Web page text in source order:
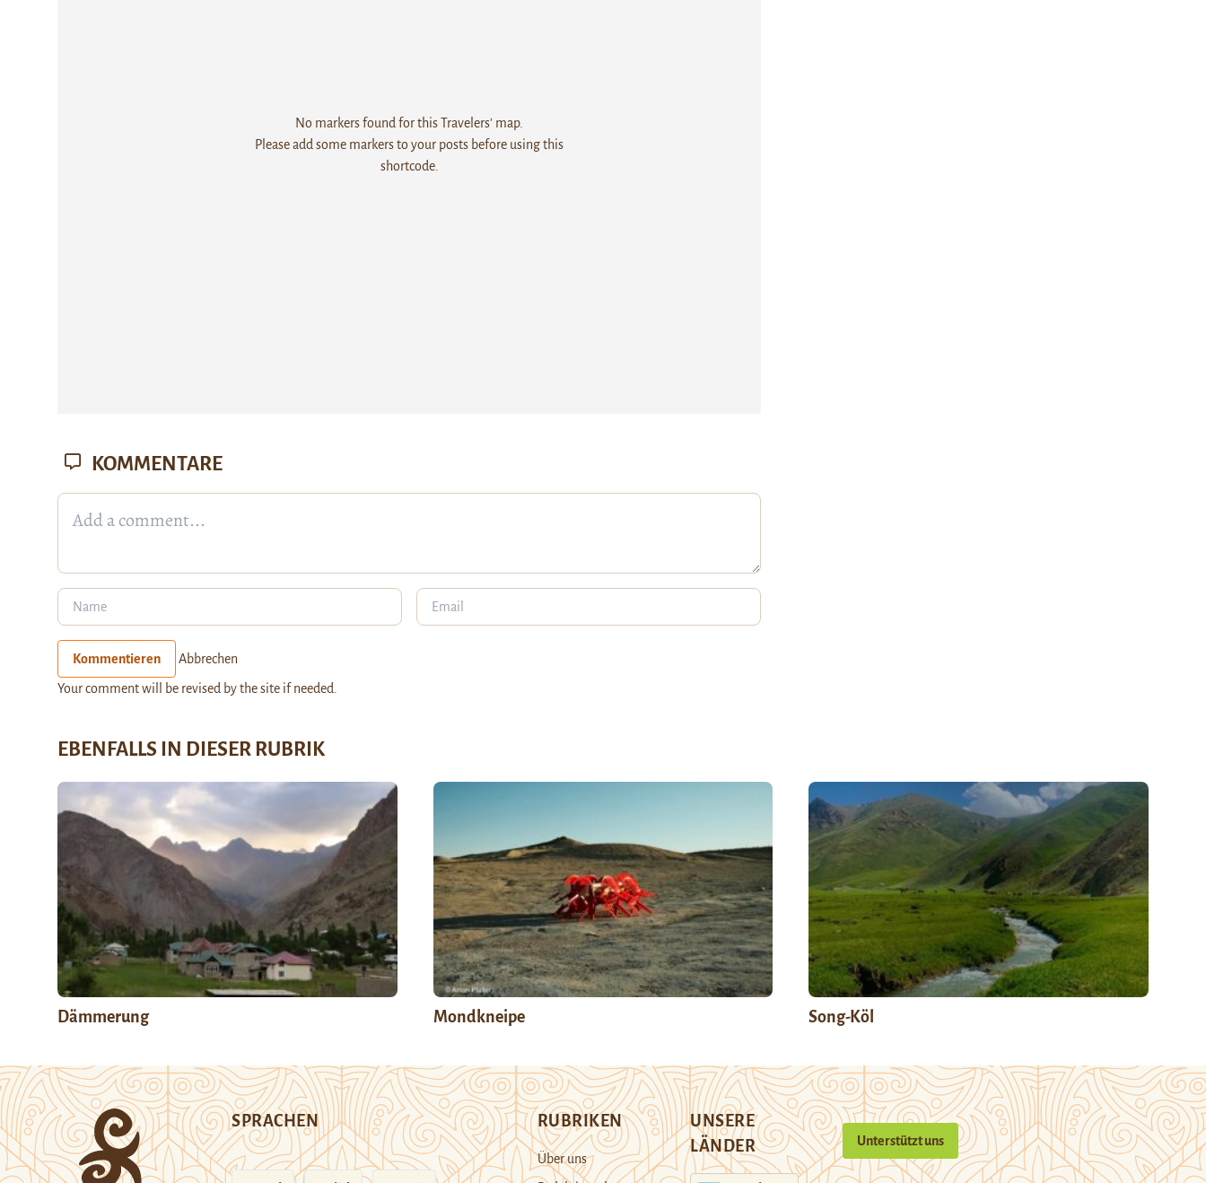
No markers found for this Travelers' map.
Please add some markers to your posts before using this
shortcode.
KOMMENTARE
Kommentieren Abbrechen
Your comment will be revised by the site if needed.
EBENFALLS IN DIESER RUBRIK
Dämmerung Mondkneipe Song-Köl
SPRACHEN RUBRIKEN
Über uns
UNSERE
LÄNDER
Unterstützt uns